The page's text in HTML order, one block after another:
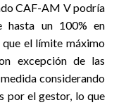
CAF-AM V podría
hasta un 100% en
el límite máximo
excepción de las
considerando
por el gestor, lo que